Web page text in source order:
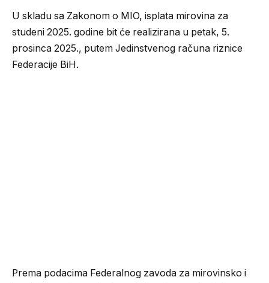
U skladu sa Zakonom o MIO, isplata mirovina za
studeni 2025. godine bit će realizirana u petak, 5.
prosinca 2025., putem Jedinstvenog računa riznice
Federacije BiH.
Prema podacima Federalnog zavoda za mirovinsko i